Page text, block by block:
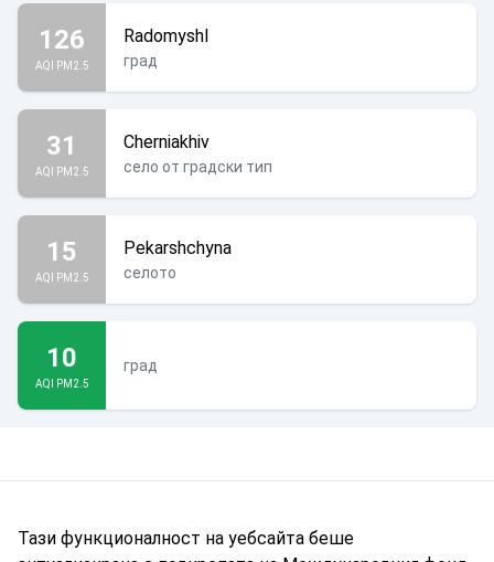
126
AQI PM2.5
Radomyshl
град
31
AQI PM2.5
Cherniakhiv
село от градски тип
15
AQI PM2.5
Pekarshchyna
селото
10
AQI PM2.5
град
Тази функционалност на уебсайта беше